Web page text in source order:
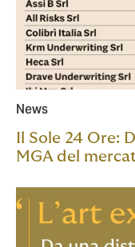
News
Il Sole 24 Ore:
MGA del